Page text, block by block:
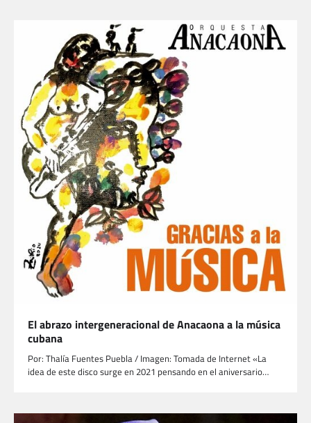
El abrazo intergeneracional de Anacaona a la música
cubana
Por: Thalía Fuentes Puebla / Imagen: Tomada de Internet «La
idea de este disco surge en 2021 pensando en el aniversario…